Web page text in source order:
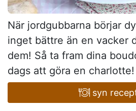
När jordgubbarna börjar
inget bättre än en vacker
dem! Så ta fram dina
dags att göra en charlotte!
syn